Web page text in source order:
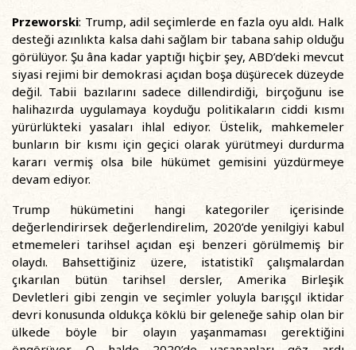
Przeworski: Trump, adil seçimlerde en fazla oyu aldı. Halk
desteği azınlıkta kalsa dahi sağlam bir tabana sahip olduğu
görülüyor. Şu âna kadar yaptığı hiçbir şey, ABD’deki mevcut
siyasi rejimi bir demokrasi açıdan boşa düşürecek düzeyde
değil. Tabii bazılarını sadece dillendirdiği, birçoğunu ise
halihazırda uygulamaya koyduğu politikaların ciddi kısmı
yürürlükteki yasaları ihlal ediyor. Üstelik, mahkemeler
bunların bir kısmı için geçici olarak yürütmeyi durdurma
kararı vermiş olsa bile hükümet gemisini yüzdürmeye
devam ediyor.
Trump hükümetini hangi kategoriler içerisinde
değerlendirirsek değerlendirelim, 2020’de yenilgiyi kabul
etmemeleri tarihsel açıdan eşi benzeri görülmemiş bir
olaydı. Bahsettiğiniz üzere, istatistikî çalışmalardan
çıkarılan bütün tarihsel dersler, Amerika Birleşik
Devletleri gibi zengin ve seçimler yoluyla barışçıl iktidar
devri konusunda oldukça köklü bir geleneğe sahip olan bir
ülkede böyle bir olayın yaşanmaması gerektiğini